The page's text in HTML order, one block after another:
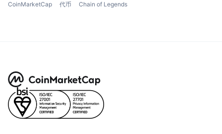
CoinMarketCap 代币 Chain of Legends